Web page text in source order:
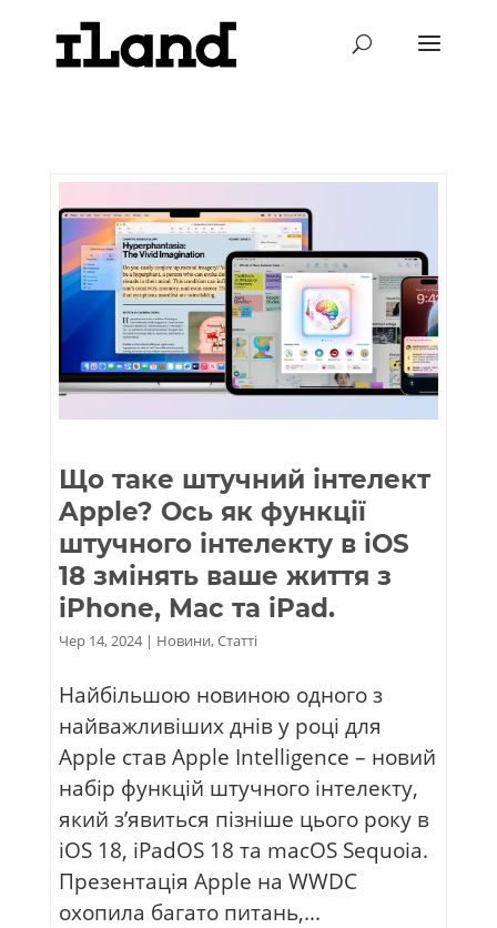
Що таке штучний інтелект
Apple? Ось як функції
штучного інтелекту в iOS
18 змінять ваше життя з
iPhone, Mac та iPad.
Чер 14, 2024| Новини,Статті
Найбільшою новиною одного з
найважливіших днів у році для
Apple став Apple Intelligence – новий
набір функцій штучного інтелекту,
який з’явиться пізніше цього року в
iOS 18, iPadOS 18 та macOS Sequoia.
Презентація Apple на WWDC
охопила багато питань,...